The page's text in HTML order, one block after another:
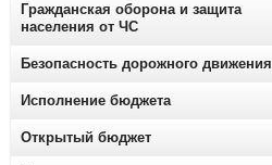
Гражданская оборона и защита
населения от ЧС
Безопасность дорожного движения
Исполнение бюджета
Открытый бюджет